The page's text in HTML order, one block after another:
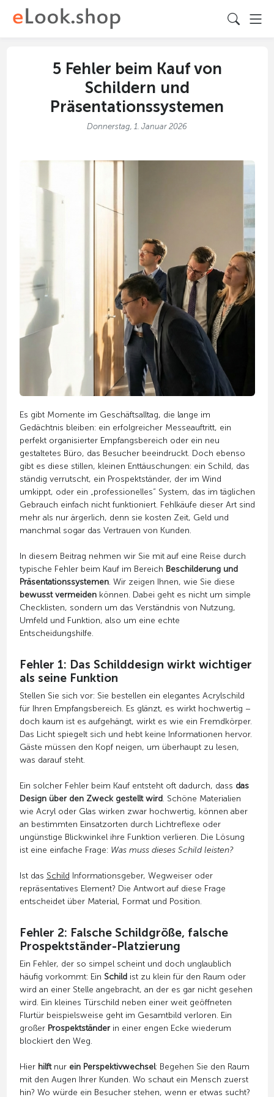
5 Fehler beim Kauf von
Schildern und
Präsentationssystemen
Donnerstag, 1. Januar 2026
Es gibt Momente im Geschäftsalltag, die lange im
Gedächtnis bleiben: ein erfolgreicher Messeauftritt, ein
perfekt organisierter Empfangsbereich oder ein neu
gestaltetes Büro, das Besucher beeindruckt. Doch ebenso
gibt es diese stillen, kleinen Enttäuschungen: ein Schild, das
ständig verrutscht, ein Prospektständer, der im Wind
umkippt, oder ein „professionelles” System, das im täglichen
Gebrauch einfach nicht funktioniert. Fehlkäufe dieser Art sind
mehr als nur ärgerlich, denn sie kosten Zeit, Geld und
manchmal sogar das Vertrauen von Kunden.
In diesem Beitrag nehmen wir Sie mit auf eine Reise durch
typische Fehler beim Kauf im Bereich Beschilderung und
Präsentationssystemen. Wir zeigen Ihnen, wie Sie diese
bewusst vermeidenkönnen. Dabei geht es nicht um simple
Checklisten, sondern um das Verständnis von Nutzung,
Umfeld und Funktion, also um eine echte
Entscheidungshilfe.
Fehler 1: Das Schilddesign wirkt wichtiger
als seine Funktion
Stellen Sie sich vor: Sie bestellen ein elegantes Acrylschild
für Ihren Empfangsbereich. Es glänzt, es wirkt hochwertig –
doch kaum ist es aufgehängt, wirkt es wie ein Fremdkörper.
Das Licht spiegelt sich und hebt keine Informationen hervor.
Gäste müssen den Kopf neigen, um überhaupt zu lesen,
was darauf steht.
Ein solcher Fehler beim Kauf entsteht oft dadurch, dass das
Design über den Zweck gestellt wird. Schöne Materialien
wie Acryl oder Glas wirken zwar hochwertig, können aber
an bestimmten Einsatzorten durch Lichtreflexe oder
ungünstige Blickwinkel ihre Funktion verlieren. Die Lösung
ist eine einfache Frage: Was muss dieses Schild leisten?
Ist das Schild Informationsgeber, Wegweiser oder
repräsentatives Element? Die Antwort auf diese Frage
entscheidet über Material, Format und Position.
Fehler 2: Falsche Schildgröße, falsche
Prospektständer-Platzierung
Ein Fehler, der so simpel scheint und doch unglaublich
häufig vorkommt: Ein Schildist zu klein für den Raum oder
wird an einer Stelle angebracht, an der es gar nicht gesehen
wird. Ein kleines Türschild neben einer weit geöffneten
Flurtür beispielsweise geht im Gesamtbild verloren. Ein
großer Prospektständerin einer engen Ecke wiederum
blockiert den Weg.
Hier hilftnur ein Perspektivwechsel: Begehen Sie den Raum
mit den Augen Ihrer Kunden. Wo schaut ein Mensch zuerst
hin? Wo würde ein Besucher stehen, wenn er etwas sucht?